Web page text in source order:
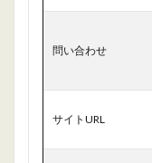
問い合わせ
サイトURL